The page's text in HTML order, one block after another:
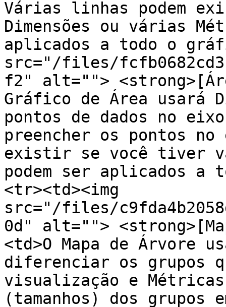
Várias linhas podem
Dimensões ou várias
aplicados a todo o
src="/files/
f2" alt="">
Gráfico de Área usará
pontos de dados no
preencher os pontos
existir se você tiver
podem ser aplicados
<tr><td><img
src="/files/
0d" alt="">
<td>O Mapa de Árvore
diferenciar os grupos
visualização e
(tamanhos) dos grupos